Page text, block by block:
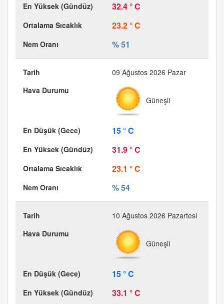
32.4 ° C
23.2 ° C
% 51
09 Ağustos 2026 Pazar
Güneşli
15 ° C
31.9 ° C
23.1 ° C
% 54
10 Ağustos 2026 Pazartesi
Güneşli
15 ° C
33.1 ° C